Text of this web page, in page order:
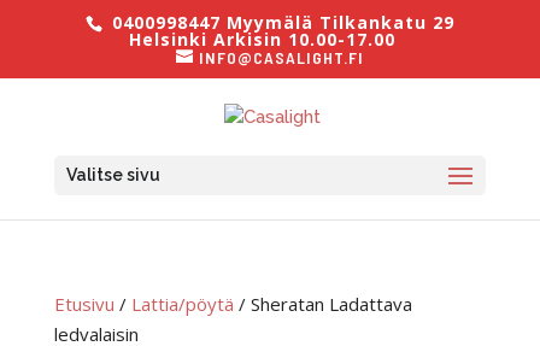
0400998447 Myymälä Tilkankatu 29
Helsinki Arkisin 10.00-17.00
INFO@CASALIGHT.FI
Valitse sivu
Etusivu / Lattia/pöytä / Sheratan Ladattava
ledvalaisin